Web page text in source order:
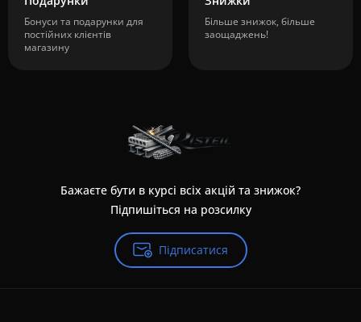
Бонуси та подарунки для
постійних клієнтів
магазину
Більше знижок, більше
заощаджень!
Бажаєте бути в курсі всіх акцій та знижок?
Підпишіться на розсилку
Підписатися